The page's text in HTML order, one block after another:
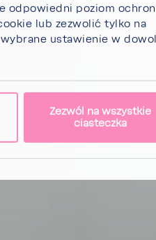
odpo­wiedni poziom
lub zezwolić tylko na
usta­wienie w
Zezwól na wszystkie
ciasteczka